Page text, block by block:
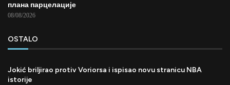
плана парцелације
08/08/2026
OSTALO
Jokić briljirao protiv Voriorsa i ispisao novu stranicu NBA
istorije